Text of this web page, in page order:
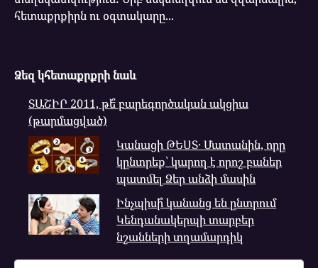
հետաքրքիրն ու օգտակարը...
Ձեզ կհետաքրքրի նաև
ՏԱՇԻՐ 2011, թե՞ բարեգործական ակցիա
(թարմացված)
Կանացի ԹԵՍՏ․ Մատանին, որը
կընտրեք՝ կարող է որոշ բաներ
պատմել Ձեր անձի մասին
Ինչպիսի՞ կանանց են ընտրում
Կենդանակերպի տարբեր
նշանների տղամարդիկ